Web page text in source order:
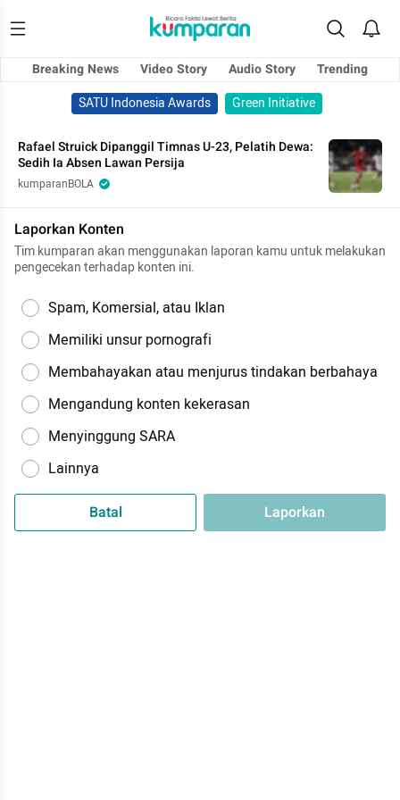
Breaking News Video Story Audio Story
Trending
SATU Indonesia Awards
Green Initiative
Rafael Struick Dipanggil Timnas U-23, Pelatih Dewa:
Sedih Ia Absen Lawan Persija
kumparanBOLA
Laporkan Konten
Tim kumparan akan menggunakan laporan kamu untuk melakukan
pengecekan terhadap konten ini.
Spam, Komersial, atau Iklan
Memiliki unsur pornografi
Membahayakan atau menjurus tindakan berbahaya
Mengandung konten kekerasan
Menyinggung SARA
Lainnya
Batal Laporkan